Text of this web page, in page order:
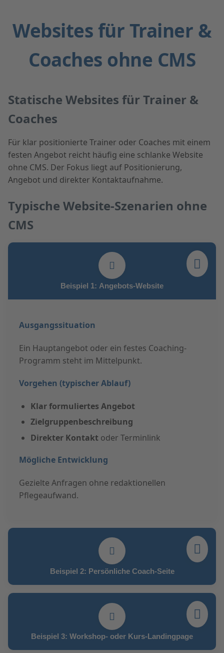
Websites für Trainer &
Coaches ohne CMS
Statische Websites für Trainer &
Coaches
Für klar positionierte Trainer oder Coaches mit einem
festen Angebot reicht häufig eine schlanke Website
ohne CMS. Der Fokus liegt auf Positionierung,
Angebot und direkter Kontaktaufnahme.
Typische Website-Szenarien ohne
CMS
Beispiel 1: Angebots-Website
Ausgangssituation
Ein Hauptangebot oder ein festes Coaching-
Programm steht im Mittelpunkt.
Vorgehen (typischer Ablauf)
Klar formuliertes Angebot
Zielgruppenbeschreibung
Direkter Kontaktoder Terminlink
Mögliche Entwicklung
Gezielte Anfragen ohne redaktionellen
Pflegeaufwand.
Beispiel 2: Persönliche Coach-Seite
Beispiel 3: Workshop- oder Kurs-Landingpage